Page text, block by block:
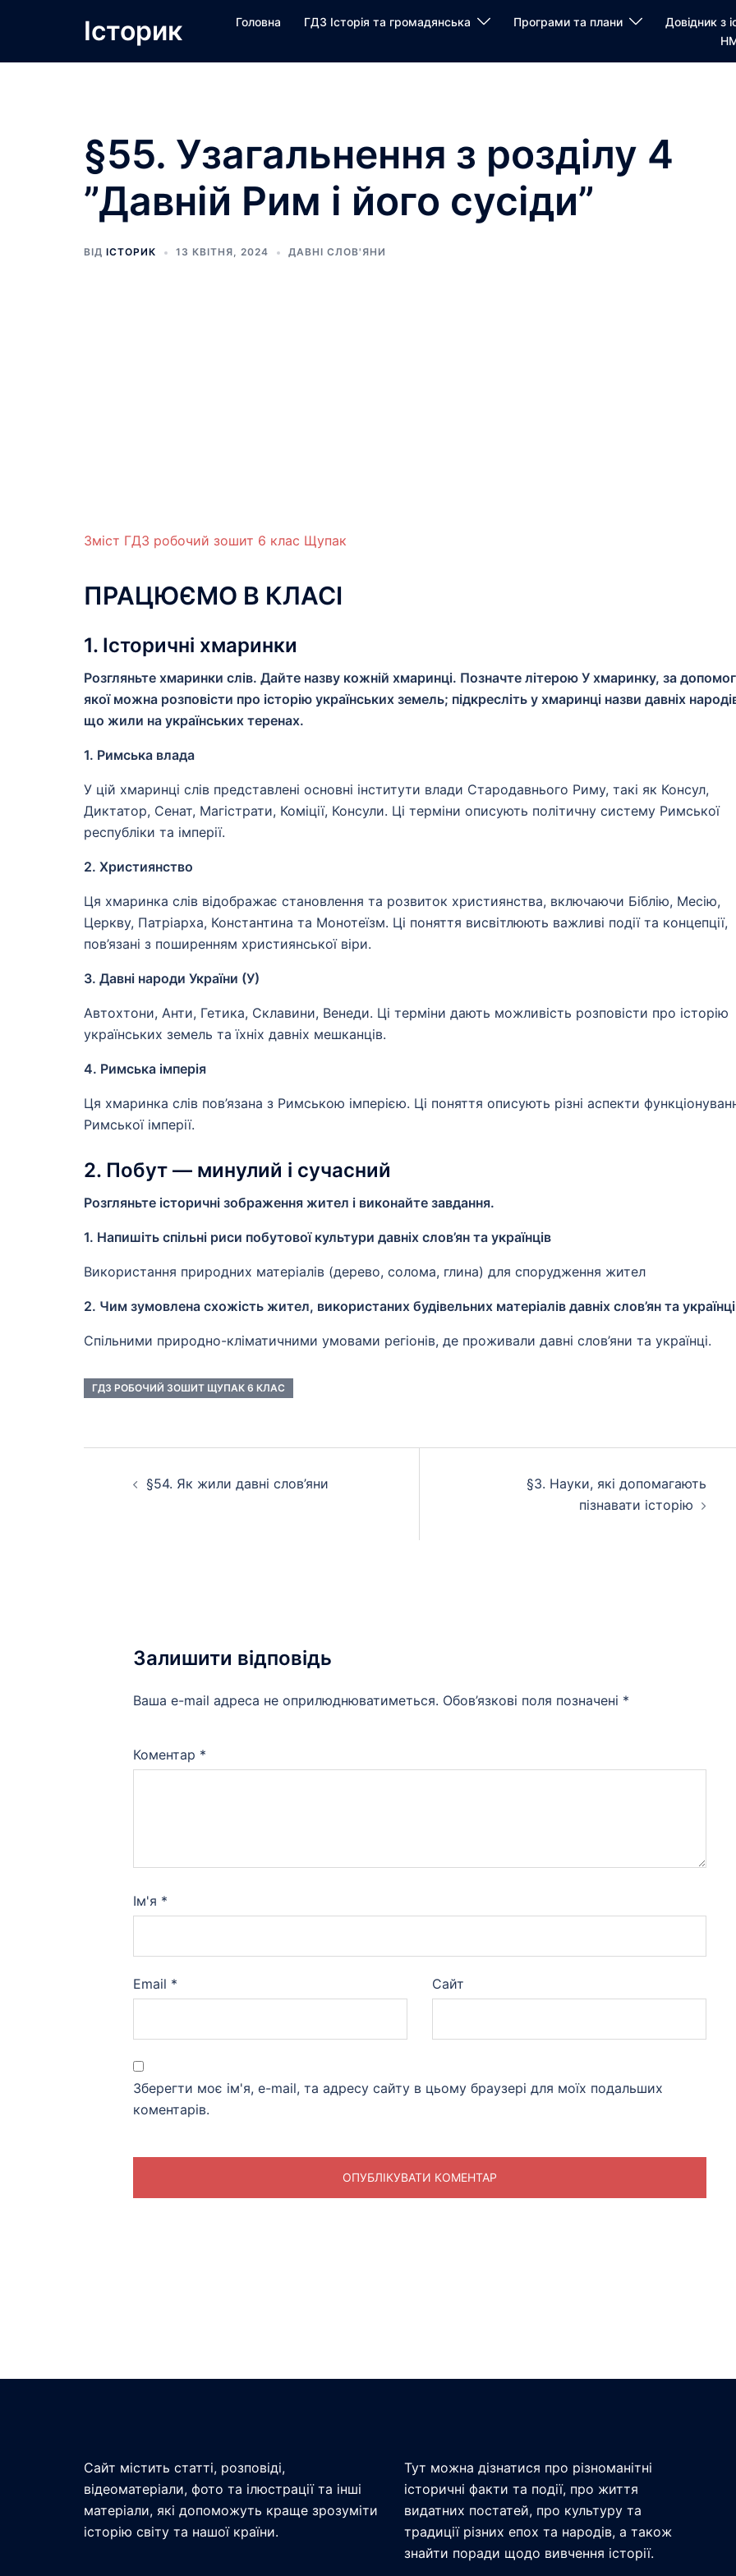
Історик Головна ГДЗ Історія та громадянська Програми та плани
Довідник з
§55. Узагальнення з розділу 4
”Давній Рим і його сусіди”
ВІД ІСТОРИК 13 КВІТНЯ, 2024 ДАВНІ СЛОВ'ЯНИ
Зміст ГДЗ робочий зошит 6 клас Щупак
ПРАЦЮЄМО В КЛАСІ
1. Історичні хмаринки
Розгляньте хмаринки слів. Дайте назву кожній хмаринці. Позначте літерою У хмаринку, за
якої можна розповісти про історію українських земель; підкресліть у хмаринці назви давніх
що жили на українських теренах.
1. Римська влада
У цій хмаринці слів представлені основні інститути влади Стародавнього Риму, такі як Консул,
Диктатор, Сенат, Магістрати, Коміції, Консули. Ці терміни описують політичну систему Римської
республіки та імперії.
2. Християнство
Ця хмаринка слів відображає становлення та розвиток християнства, включаючи Біблію, Месію,
Церкву, Патріарха, Константина та Монотеїзм. Ці поняття висвітлюють важливі події та концепції,
пов’язані з поширенням християнської віри.
3. Давні народи України (У)
Автохтони, Анти, Гетика, Склавини, Венеди. Ці терміни дають можливість розповісти про історію
українських земель та їхніх давніх мешканців.
4. Римська імперія
Ця хмаринка слів пов’язана з Римською імперією. Ці поняття описують різні аспекти
Римської імперії.
2. Побут — минулий і сучасний
Розгляньте історичні зображення жител і виконайте завдання.
1. Напишіть спільні риси побутової культури давніх слов’ян та українців
Використання природних матеріалів (дерево, солома, глина) для спорудження жител
2. Чим зумовлена схожість жител, використаних будівельних матеріалів давніх слов’ян та
Спільними природно-кліматичними умовами регіонів, де проживали давні слов’яни та українці.
ГДЗ РОБОЧИЙ ЗОШИТ ЩУПАК 6 КЛАС
§54. Як жили давні слов’яни
§3. Науки, які допомагають
пізнавати історію
Залишити відповідь
Ваша e-mail адреса не оприлюднюватиметься. Обов’язкові поля позначені *
Коментар *
Ім'я *
Email * Сайт
Зберегти моє ім'я, e-mail, та адресу сайту в цьому браузері для моїх подальших
коментарів.
Сайт містить статті, розповіді,
відеоматеріали, фото та ілюстрації та інші
матеріали, які допоможуть краще зрозуміти
історію світу та нашої країни.
Тут можна дізнатися про різноманітні
історичні факти та події, про життя
видатних постатей, про культуру та
традиції різних епох та народів, а також
знайти поради щодо вивчення історії.